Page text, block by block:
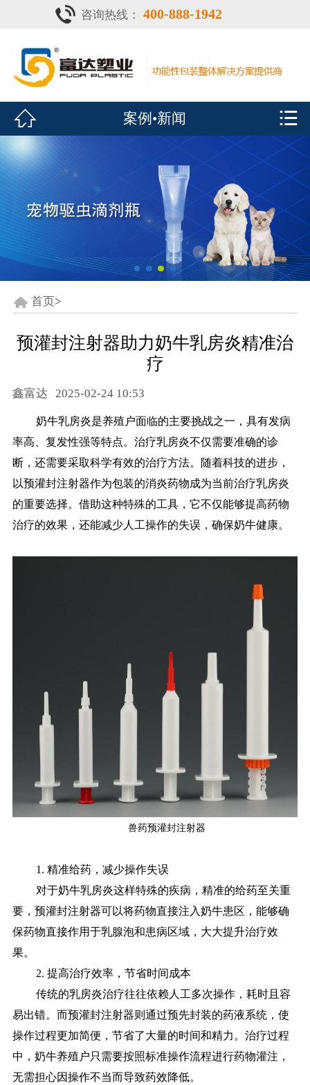
 首页
案例•新闻
展会风采
关于鑫富达
咨询热线： 400-888-1942
 案例•新闻 
首页>
预灌封注射器助力奶牛乳房炎精准治
疗
鑫富达 2025-02-24 10:53
奶牛乳房炎是养殖户面临的主要挑战之一，具有发病
率高、复发性强等特点。治疗乳房炎不仅需要准确的诊
断，还需要采取科学有效的治疗方法。随着科技的进步，
以预灌封注射器作为包装的消炎药物成为当前治疗乳房炎
的重要选择。借助这种特殊的工具，它不仅能够提高药物
治疗的效果，还能减少人工操作的失误，确保奶牛健康。
兽药预灌封注射器
1. 精准给药，减少操作失误
对于奶牛乳房炎这样特殊的疾病，精准的给药至关重
要，预灌封注射器可以将药物直接注入奶牛患区，能够确
保药物直接作用于乳腺泡和患病区域，大大提升治疗效
果。
2. 提高治疗效率，节省时间成本
传统的乳房炎治疗往往依赖人工多次操作，耗时且容
易出错。而预灌封注射器则通过预先封装的药液系统，使
操作过程更加简便，节省了大量的时间和精力。治疗过程
中，奶牛养殖户只需要按照标准操作流程进行药物灌注，
无需担心因操作不当而导致药效降低。